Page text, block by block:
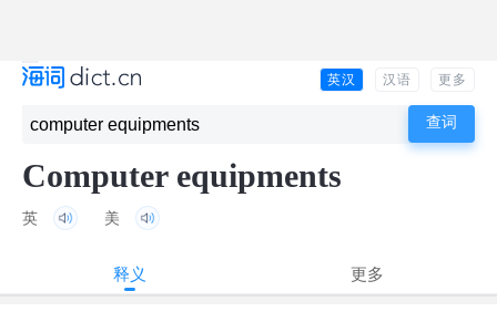
英汉 汉语 更多
Computer equipments
英 美
释义 更多